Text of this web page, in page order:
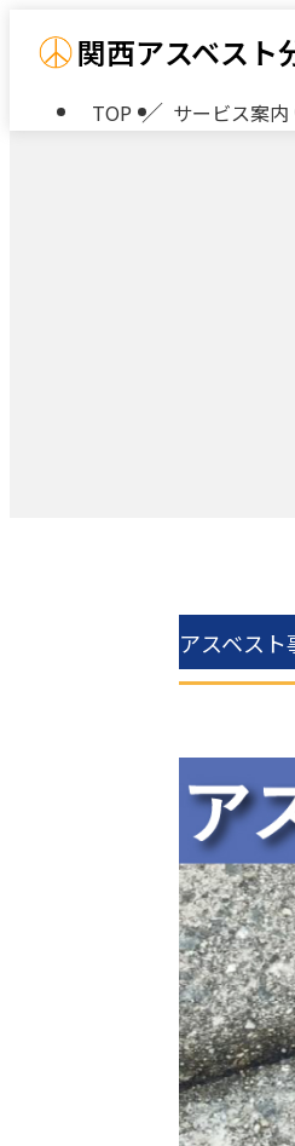
関西アスベスト
TOP サービス案内
アスベス